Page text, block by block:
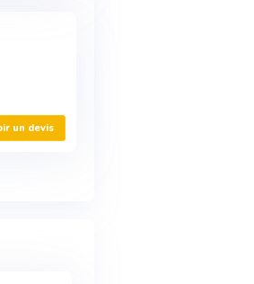
un devis